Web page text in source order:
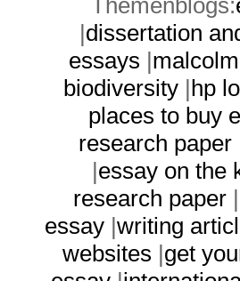
Themenblogs:
|dissertation
essays |
biodiversity |hp
places to buy
research paper
|essay on the
research paper|
essay |writing
websites |get